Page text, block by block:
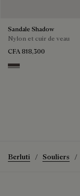
Sandale Shadow
Nylon et cuir de veau
CFA 818,300
Grey
Berluti Souliers